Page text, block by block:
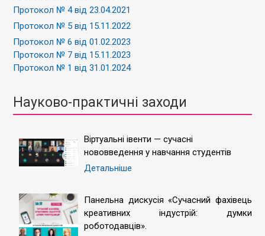
Протокол № 4 від 23.04.2021
Протокол № 5 від 15.11.2022
Протокол № 6 від 01.02.2023
Протокол № 7 від 15.11.2023
Протокол № 1 від 31.01.2024
Науково-практичні заходи
Віртуальні івенти — сучасні
нововведення у навчання студентів
Детальніше
Панельна дискусія «Сучасний фахівець
креативних індустрій: думки
роботодавців».